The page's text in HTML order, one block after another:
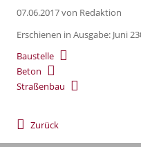
07.06.2017von Redaktion
Erschienen in Ausgabe: Juni
Baustelle
Beton
Straßenbau
Zurück